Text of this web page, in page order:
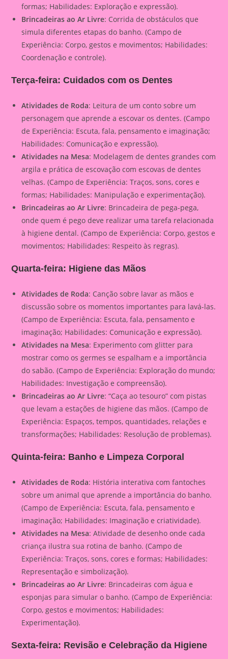
formas; Habilidades: Exploração e expressão).
Brincadeiras ao Ar Livre: Corrida de obstáculos que
simula diferentes etapas do banho. (Campo de
Experiência: Corpo, gestos e movimentos; Habilidades:
Coordenação e controle).
Terça-feira: Cuidados com os Dentes
Atividades de Roda: Leitura de um conto sobre um
personagem que aprende a escovar os dentes. (Campo
de Experiência: Escuta, fala, pensamento e imaginação;
Habilidades: Comunicação e expressão).
Atividades na Mesa: Modelagem de dentes grandes com
argila e prática de escovação com escovas de dentes
velhas. (Campo de Experiência: Traços, sons, cores e
formas; Habilidades: Manipulação e experimentação).
Brincadeiras ao Ar Livre: Brincadeira de pega-pega,
onde quem é pego deve realizar uma tarefa relacionada
à higiene dental. (Campo de Experiência: Corpo, gestos e
movimentos; Habilidades: Respeito às regras).
Quarta-feira: Higiene das Mãos
Atividades de Roda: Canção sobre lavar as mãos e
discussão sobre os momentos importantes para lavá-las.
(Campo de Experiência: Escuta, fala, pensamento e
imaginação; Habilidades: Comunicação e expressão).
Atividades na Mesa: Experimento com glitter para
mostrar como os germes se espalham e a importância
do sabão. (Campo de Experiência: Exploração do mundo;
Habilidades: Investigação e compreensão).
Brincadeiras ao Ar Livre: “Caça ao tesouro” com pistas
que levam a estações de higiene das mãos. (Campo de
Experiência: Espaços, tempos, quantidades, relações e
transformações; Habilidades: Resolução de problemas).
Quinta-feira: Banho e Limpeza Corporal
Atividades de Roda: História interativa com fantoches
sobre um animal que aprende a importância do banho.
(Campo de Experiência: Escuta, fala, pensamento e
imaginação; Habilidades: Imaginação e criatividade).
Atividades na Mesa: Atividade de desenho onde cada
criança ilustra sua rotina de banho. (Campo de
Experiência: Traços, sons, cores e formas; Habilidades:
Representação e simbolização).
Brincadeiras ao Ar Livre: Brincadeiras com água e
esponjas para simular o banho. (Campo de Experiência:
Corpo, gestos e movimentos; Habilidades:
Experimentação).
Sexta-feira: Revisão e Celebração da Higiene